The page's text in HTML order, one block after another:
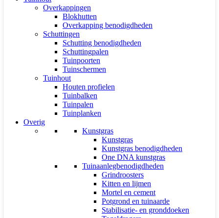
Overkappingen
Blokhutten
Overkapping benodigdheden
Schuttingen
Schutting benodigdheden
Schuttingpalen
Tuinpoorten
Tuinschermen
Tuinhout
Houten profielen
Tuinbalken
Tuinpalen
Tuinplanken
Overig
Kunstgras
Kunstgras
Kunstgras benodigdheden
One DNA kunstgras
Tuinaanlegbenodigdheden
Grindroosters
Kitten en lijmen
Mortel en cement
Potgrond en tuinaarde
Stabilisatie- en gronddoeken